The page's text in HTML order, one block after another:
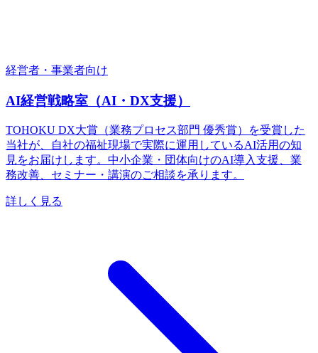
経営者・事業者向け
AI経営戦略室（AI・DX支援）
TOHOKU DX大賞（業務プロセス部門 優秀賞）を受賞した
当社が、自社の福祉現場で実際に運用しているAI活用の知
見をお届けします。中小企業・団体向けのAI導入支援、業
務改善、セミナー・講演のご相談を承ります。
詳しく見る